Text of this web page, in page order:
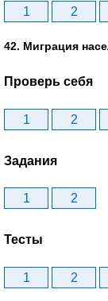
1 2
42. Миграция
Проверь себя
1 2
Задания
1 2
Тесты
1 2